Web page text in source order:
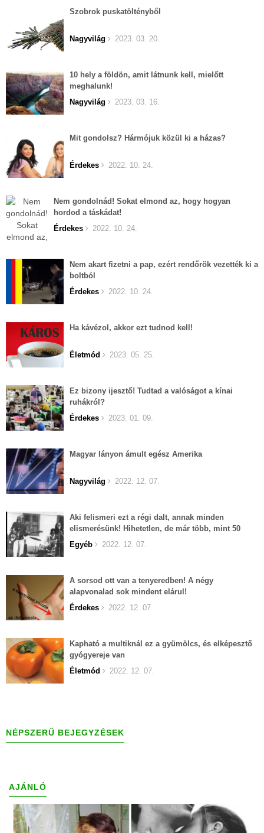
Szobrok puskatöltényből
Nagyvilág 2023. 03. 20.
10 hely a földön, amit látnunk kell, mielőtt
meghalunk!
Nagyvilág
2023. 03. 16.
Mit gondolsz? Hármójuk közül ki a házas?
Érdekes 2022. 10. 24.
Nem gondolnád! Sokat elmond az, hogy hogyan
hordod a táskádat!
Érdekes
2022. 10. 24.
Nem akart fizetni a pap, ezért rendőrök vezették ki a
boltból
Érdekes
2022. 10. 24.
Ha kávézol, akkor ezt tudnod kell!
Életmód 2023. 05. 25.
Ez bizony ijesztő! Tudtad a valóságot a kínai
ruhákról?
Érdekes
2023. 01. 09.
Magyar lányon ámult egész Amerika
Nagyvilág 2022. 12. 07.
Aki felismeri ezt a régi dalt, annak minden
elismerésünk! Hihetetlen, de már több, mint 50
éves...
Egyéb 2022. 12. 07.
A sorsod ott van a tenyeredben! A négy
alapvonalad sok mindent elárul!
Érdekes
2022. 12. 07.
Kapható a multiknál ez a gyümölcs, és elképesztő
gyógyereje van
Életmód
2022. 12. 07.
NÉPSZERŰ BEJEGYZÉSEK
AJÁNLÓ